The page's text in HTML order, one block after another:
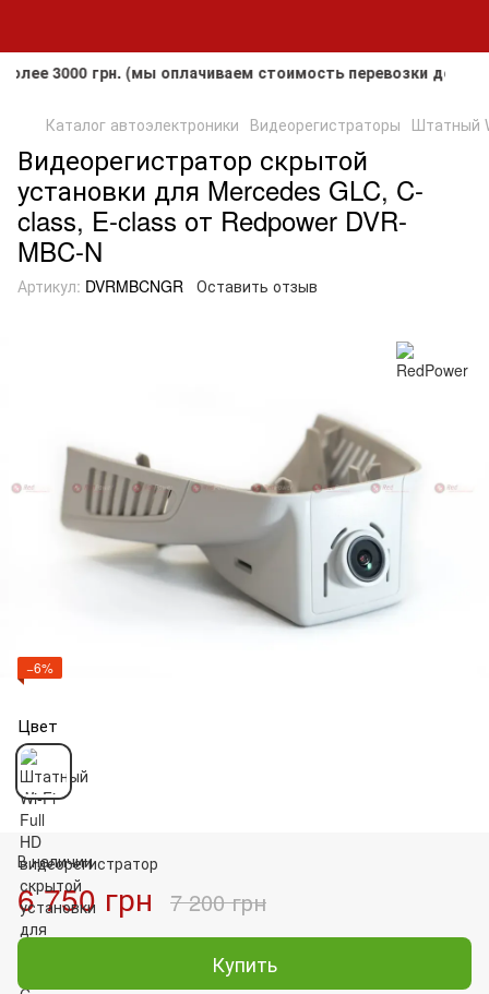
грн. (мы оплачиваем стоимость перевозки до
Каталог автоэлектроники Видеорегистраторы Штатный
Видеорегистратор скрытой
установки для Mercedes GLC, C-
class, E-class от Redpower DVR-
MBC-N
Артикул: DVRMBCNGR Оставить отзыв
−6%
Цвет
В наличии
6 750 грн 7 200 грн
Купить